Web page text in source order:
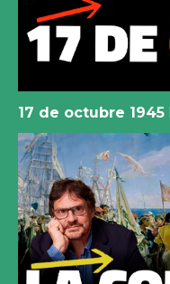
17 de octubre 1945